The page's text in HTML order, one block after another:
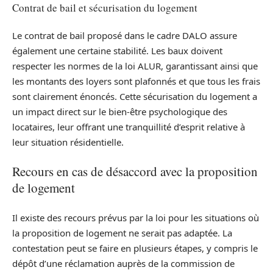
Contrat de bail et sécurisation du logement
Le contrat de bail proposé dans le cadre DALO assure
également une certaine stabilité. Les baux doivent
respecter les normes de la loi ALUR, garantissant ainsi que
les montants des loyers sont plafonnés et que tous les frais
sont clairement énoncés. Cette sécurisation du logement a
un impact direct sur le bien-être psychologique des
locataires, leur offrant une tranquillité d’esprit relative à
leur situation résidentielle.
Recours en cas de désaccord avec la proposition
de logement
Il existe des recours prévus par la loi pour les situations où
la proposition de logement ne serait pas adaptée. La
contestation peut se faire en plusieurs étapes, y compris le
dépôt d’une réclamation auprès de la commission de